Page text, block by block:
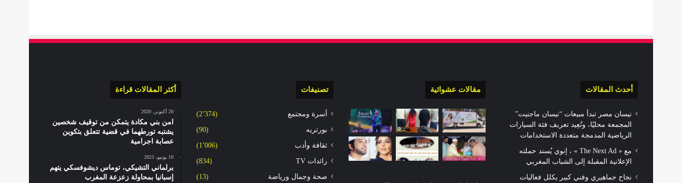
أحدث المقالات
نيسان مصر تبدأ مبيعات “نيسان ماجنيت”
المجمعة محليًا، وتُعِيد تعريف فئة السيارات
الرياضية المدمجة متعددة الاستخدامات
مع « The Next Ad » ، إنوي يُسند حملته
الإعلانية المقبلة إلى الشباب المغربي
نجاح جماهيري وفني كبير يكلل فعاليات
مقالات عشوائية تصنيفات
أسرة ومجتمع (2٬374)
بورتريه (90)
ثقافة وأدب (1٬006)
رائدات TV (834)
صحة وجمال ورياضة (13)
أكثر المقالات قراءة
20 أكتوبر، 2020
امن بني مكادة يتمكن من توقيف شخصين
يشتبه تورطهما في قضية تتعلق بتكوين
عصابة اجرامية
10 يونيو، 2021
برلماني التشيكي، توماس ديشوفسكي يتهم
إسبانيا بمحاولة زعزعة المغرب